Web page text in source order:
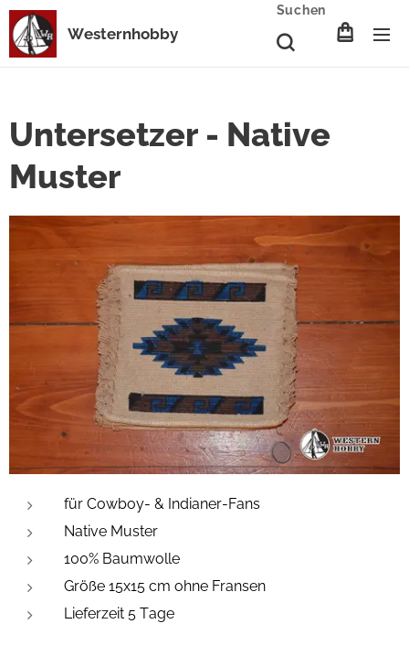
Westernhobby
Suchen
Untersetzer - Native
Muster
für Cowboy- & Indianer-Fans
Native Muster
100% Baumwolle
Größe 15x15 cm ohne Fransen
Lieferzeit 5 Tage